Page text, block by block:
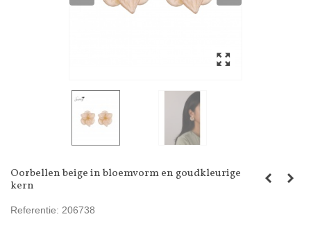
Oorbellen beige in bloemvorm en goudkleurige
kern
Referentie: 206738